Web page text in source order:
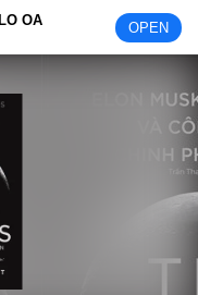
OA OPEN